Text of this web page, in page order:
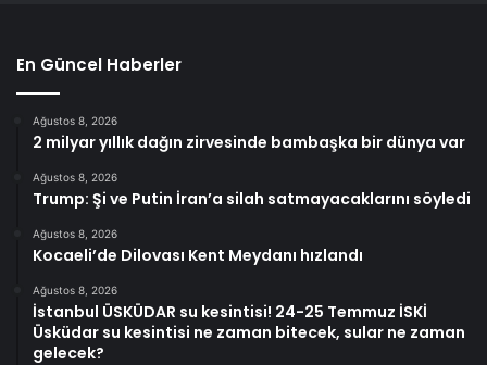
En Güncel Haberler
Ağustos 8, 2026
2 milyar yıllık dağın zirvesinde bambaşka bir dünya var
Ağustos 8, 2026
Trump: Şi ve Putin İran’a silah satmayacaklarını söyledi
Ağustos 8, 2026
Kocaeli’de Dilovası Kent Meydanı hızlandı
Ağustos 8, 2026
İstanbul ÜSKÜDAR su kesintisi! 24-25 Temmuz İSKİ
Üsküdar su kesintisi ne zaman bitecek, sular ne zaman
gelecek?